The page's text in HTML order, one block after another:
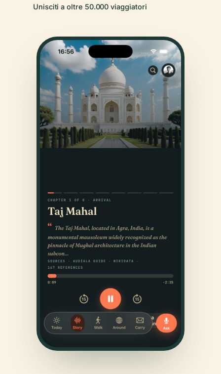
Unisciti a oltre 50.000 viaggiatori